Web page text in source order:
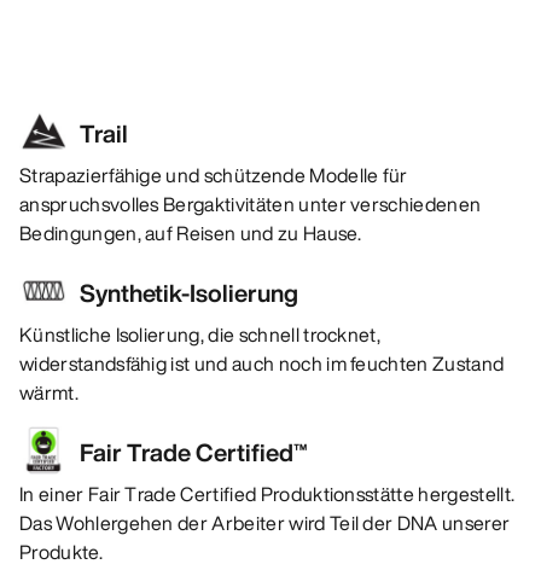
Trail
Strapazierfähige und schützende Modelle für
anspruchsvolles Bergaktivitäten unter verschiedenen
Bedingungen, auf Reisen und zu Hause.
Synthetik-Isolierung
Künstliche Isolierung, die schnell trocknet,
widerstandsfähig ist und auch noch im feuchten Zustand
wärmt.
Fair Trade Certified™
In einer Fair Trade Certified Produktionsstätte hergestellt.
Das Wohlergehen der Arbeiter wird Teil der DNA unserer
Produkte.